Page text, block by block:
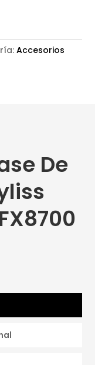
Accesorios
De